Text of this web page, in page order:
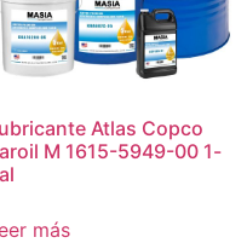
Atlas Copco
M 1615-5949-00 1-
más